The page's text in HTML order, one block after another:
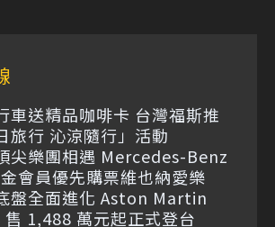
車送精品咖啡卡 台灣福斯推
旅行 沁涼隨行」活動
尖樂團相遇 Mercedes-Benz
會員優先購票維也納愛樂
盤全面進化 Aston Martin
售 1,488 萬元起正式登台